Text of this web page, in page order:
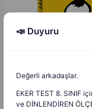
📣 Duyuru
Değerli arkadaşlar.
EKER TEST 8. SINIF
ve DİNLENDİREN